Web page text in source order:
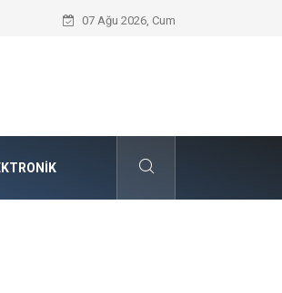
Komple Tır Taşımacılığı İle Kesintisiz
07 Ağu 2026, Cum